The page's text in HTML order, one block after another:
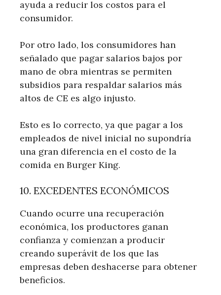
ayuda a reducir los costos para el
consumidor.
Por otro lado, los consumidores han
señalado que pagar salarios bajos por
mano de obra mientras se permiten
subsidios para respaldar salarios más
altos de CE es algo injusto.
Esto es lo correcto, ya que pagar a los
empleados de nivel inicial no supondría
una gran diferencia en el costo de la
comida en Burger King.
10. EXCEDENTES ECONÓMICOS
Cuando ocurre una recuperación
económica, los productores ganan
confianza y comienzan a producir
creando superávit de los que las
empresas deben deshacerse para obtener
beneficios.